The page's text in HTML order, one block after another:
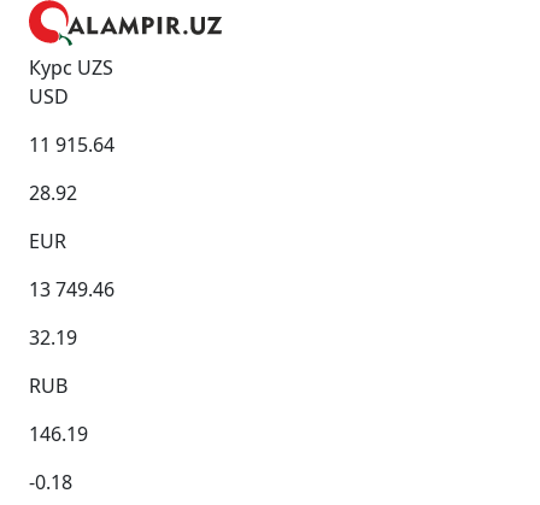
Курс UZS
USD
11 915.64
28.92
EUR
13 749.46
32.19
RUB
146.19
-0.18